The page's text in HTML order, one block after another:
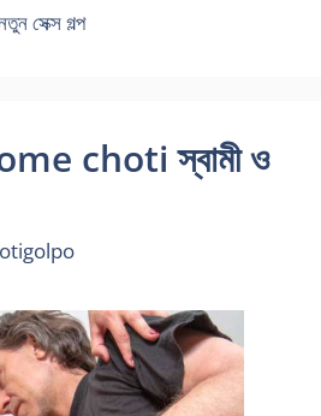
সেক্স গল্প
choti স্বামী ও